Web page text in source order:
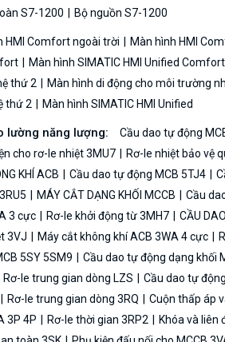
S7-1200 Bộ nguồn S7-1200
HMI Comfort ngoài trời Màn hình HMI
Màn hình SIMATIC HMI Unified
thứ 2 Màn hình di động cho môi trường
thứ 2 Màn hình SIMATIC HMI Unified
lường năng lượng: Cầu dao tự động
cho rơ-le nhiệt 3MU7 Rơ-le nhiệt bảo vệ
KHÍ ACB Cầu dao tự động MCB 5TJ4
MÁY CẮT DẠNG KHỐI MCCB Cầu
3 cực Rơ-le khởi động từ 3MH7 CẦU
3VJ Máy cắt không khí ACB 3WA 4 cực
5SY 5SM9 Cầu dao tự động dạng khối
Rơ-le trung gian dòng LZS Cầu dao tự
Rơ-le trung gian dòng 3RQ Cuộn thấp áp
3P 4P Rơ-le thời gian 3RP2 Khóa và liên